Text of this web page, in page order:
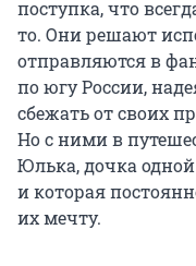
поступка, что
то. Они решают
отправляются в
по югу России,
сбежать от своих
Но с ними в
Юлька, дочка
и которая
их мечту.